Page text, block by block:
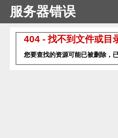
服务器错误
404 - 找不到文件或目
您要查找的资源可能已被删除，